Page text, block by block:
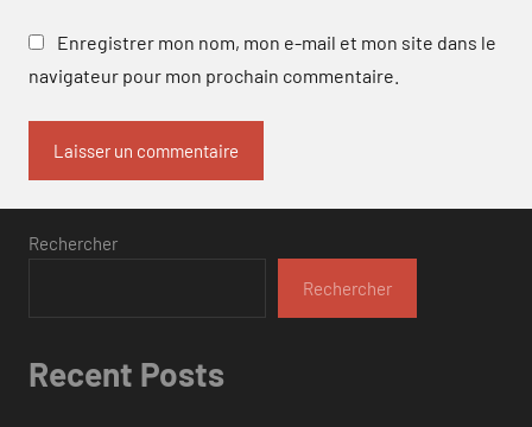
Enregistrer mon nom, mon e-mail et mon site dans le
navigateur pour mon prochain commentaire.
Rechercher
Rechercher
Recent Posts